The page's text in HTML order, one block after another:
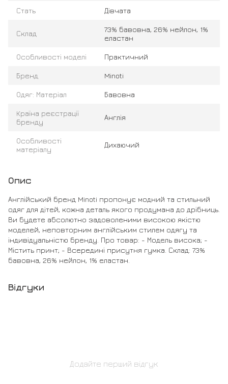
Стать Дівчата
Склад
73% бавовна, 26% нейлон, 1%
еластан
Особливості моделі Практичний
Бренд Minoti
Одяг: Матеріал Бавовна
Країна реєстрації
бренду
Англія
Особливості
матеріалу
Дихаючий
Опис
Англійський бренд Minoti пропонує модний та стильний
одяг для дітей, кожна деталь якого продумана до дрібниць.
Ви будете абсолютно задоволеними високою якістю
моделей, неповторним англійським стилем одягу та
індивідуальністю бренду. Про товар: - Модель висока; -
Містить принт; - Всередині присутня гумка. Склад: 73%
бавовна, 26% нейлон, 1% еластан.
Відгуки
Додайте перший відгук